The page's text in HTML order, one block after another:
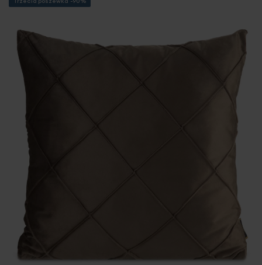
galerii